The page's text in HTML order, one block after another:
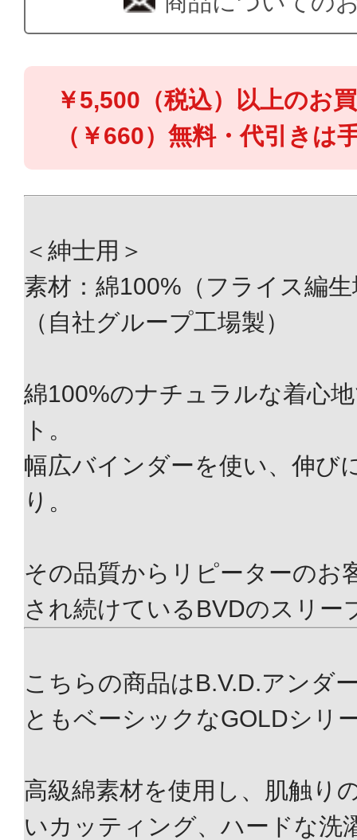
￥5,500（税込）以上のお
（￥660）無料・代引きは
＜紳士用＞
素材：綿100%（フライス編
（自社グループ工場製）
綿100%のナチュラルな着心
ト。
幅広バインダーを使い、伸び
り。
その品質からリピーターのお
され続けているBVDのスリー
こちらの商品はB.V.D.アンダ
ともベーシックなGOLDシリ
高級綿素材を使用し、肌触り
いカッティング、ハードな洗